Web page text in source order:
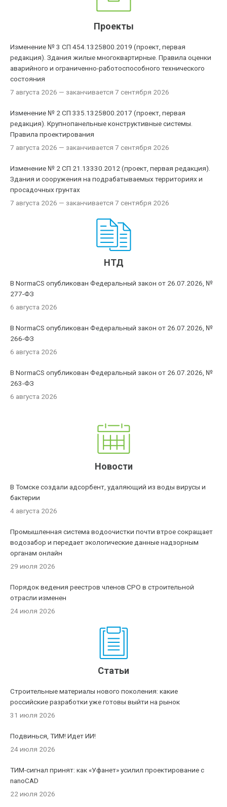
Проекты
Изменение № 3 СП 454.1325800.2019 (проект, первая
редакция). Здания жилые многоквартирные. Правила оценки
аварийного и ограниченно-работоспособного технического
состояния
7 августа 2026 — заканчивается 7 сентября 2026
Изменение № 2 СП 335.1325800.2017 (проект, первая
редакция). Крупнопанельные конструктивные системы.
Правила проектирования
7 августа 2026 — заканчивается 7 сентября 2026
Изменение № 2 СП 21.13330.2012 (проект, первая редакция).
Здания и сооружения на подрабатываемых территориях и
просадочных грунтах
7 августа 2026 — заканчивается 7 сентября 2026
НТД
В NormaCS опубликован Федеральный закон от 26.07.2026, №
277-ФЗ
6 августа 2026
В NormaCS опубликован Федеральный закон от 26.07.2026, №
266-ФЗ
6 августа 2026
В NormaCS опубликован Федеральный закон от 26.07.2026, №
263-ФЗ
6 августа 2026
Новости
В Томске создали адсорбент, удаляющий из воды вирусы и
бактерии
4 августа 2026
Промышленная система водоочистки почти втрое сокращает
водозабор и передает экологические данные надзорным
органам онлайн
29 июля 2026
Порядок ведения реестров членов СРО в строительной
отрасли изменен
24 июля 2026
Статьи
Строительные материалы нового поколения: какие
российские разработки уже готовы выйти на рынок
31 июля 2026
Подвинься, ТИМ! Идет ИИ!
24 июля 2026
ТИМ-сигнал принят: как «Уфанет» усилил проектирование с
nanoCAD
22 июля 2026